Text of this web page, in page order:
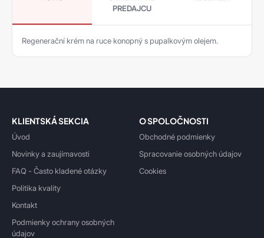
PREDAJCU
Regenerační krém na ruce konopný s pupalkovým olejem.
KLIENTSKÁ SEKCIA
Úvod
Novinky a zaujímavosti
FAQ - Často kladené otázky
Politika kvality
Kontakt
Podmienky ochrany osobných
údajov
O SPOLOČNOSTI
Obchodné podmienky
Spracovanie osobných údajov
Cookies